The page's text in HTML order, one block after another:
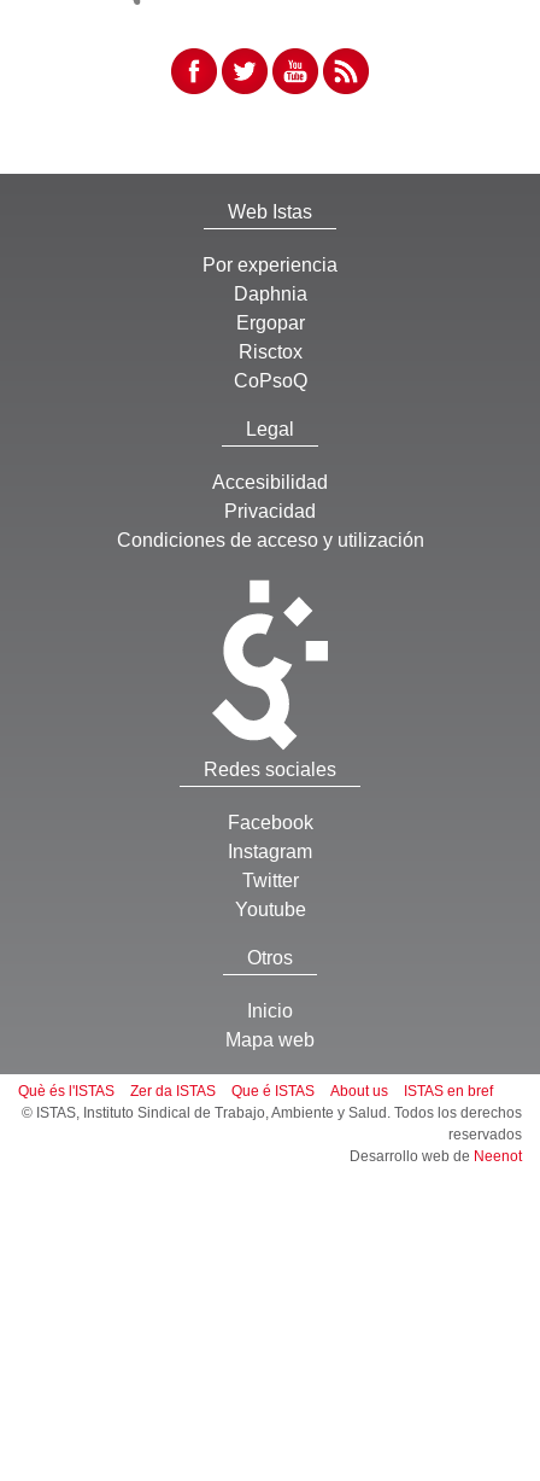
Web Istas
Por experiencia
Daphnia
Ergopar
Risctox
CoPsoQ
Legal
Accesibilidad
Privacidad
Condiciones de acceso y utilización
Redes sociales
Facebook
Instagram
Twitter
Youtube
Otros
Inicio
Mapa web
Què és l'ISTAS Zer da ISTAS Que é ISTAS About us
ISTAS en bref
© ISTAS, Instituto Sindical de Trabajo, Ambiente y Salud. Todos los derechos
reservados
Desarrollo web de Neenot